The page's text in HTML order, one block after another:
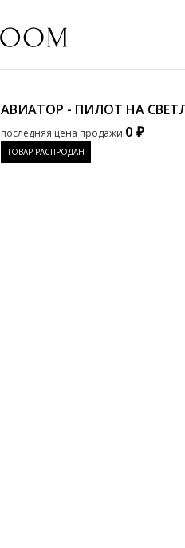
АВИАТОР - ПИЛОТ НА
последняя цена продажи 0 ₽
ТОВАР РАСПРОДАН